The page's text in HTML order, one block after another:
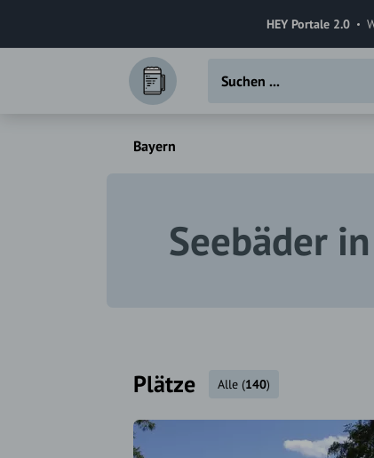
HEY Portale 2.0
Bayern
Seebäder
Plätze Alle (140)